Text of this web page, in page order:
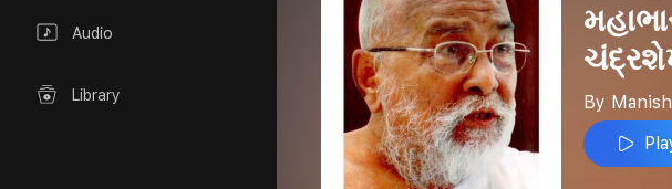
Audio
Library
By